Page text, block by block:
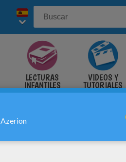
LECTURAS
INFANTILES
VIDEOS Y
TUTORIALES